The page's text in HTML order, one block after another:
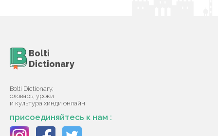
Bolti
Dictionary
Bolti Dictionary,
словарь, уроки
и культура хинди онлайн
присоединяйтесь к нам :